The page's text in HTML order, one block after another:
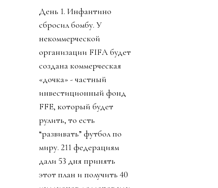
День 1. Инфантино
сбросил бомбу. У
некоммерческой
организации FIFA будет
создана коммерческая
«дочка» - частный
инвестиционный фонд
FFE, который будет
рулить, то есть
“развивать” футбол по
миру. 211 федерациям
дали 53 дня принять
этот план и получить 40